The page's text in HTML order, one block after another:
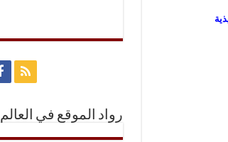
رواد الموقع في العالم